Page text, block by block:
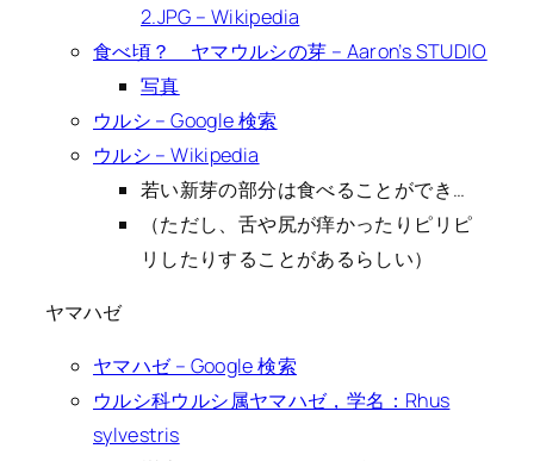
2.JPG – Wikipedia
食べ頃？ ヤマウルシの芽 – Aaron’s STUDIO
写真
ウルシ – Google 検索
ウルシ – Wikipedia
若い新芽の部分は食べることができ…
（ただし、舌や尻が痒かったりピリピ
リしたりすることがあるらしい）
ヤマハゼ
ヤマハゼ – Google 検索
ウルシ科ウルシ属ヤマハゼ，学名：Rhus
sylvestris